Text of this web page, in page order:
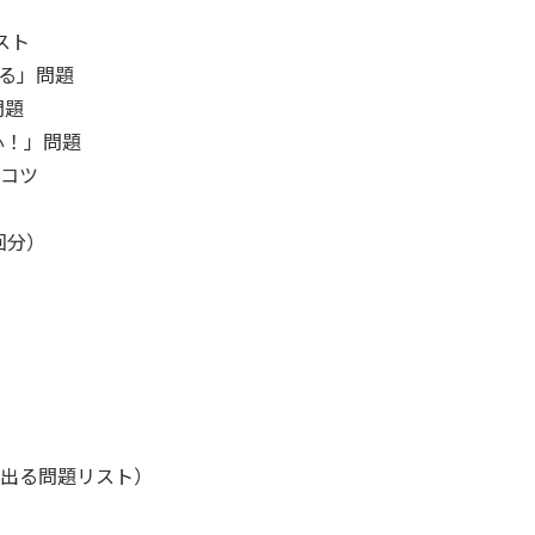
ト
」問題
」問題
ツ
）
問題リスト）